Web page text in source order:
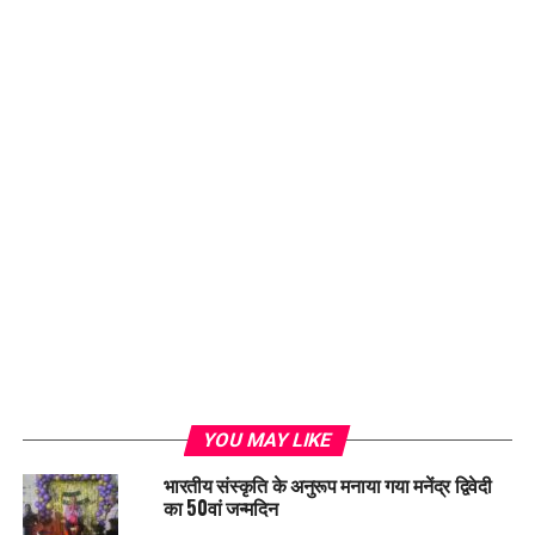
YOU MAY LIKE
भारतीय संस्कृति के अनुरूप मनाया गया मनेंद्र द्विवेदी
का 50वां जन्मदिन